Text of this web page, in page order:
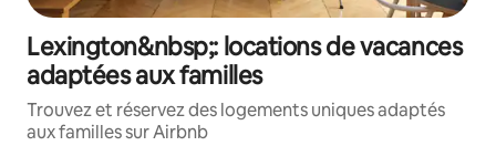
Lexington&nbsp;: locations de vacances
adaptées aux familles
Trouvez et réservez des logements uniques adaptés
aux familles sur Airbnb